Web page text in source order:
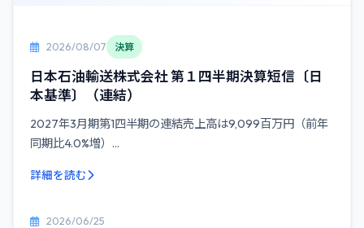
2026/08/07 決算
日本石油輸送株式会社 第１四半期決算短信〔日
本基準〕（連結）
2027年3月期第1四半期の連結売上高は9,099百万円（前年
同期比4.0%増）...
詳細を読む
2026/06/25